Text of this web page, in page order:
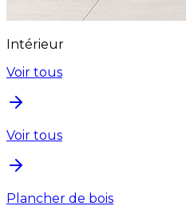
Intérieur
Voir tous
Voir tous
Plancher de bois